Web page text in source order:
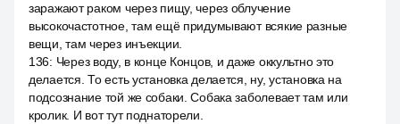
заражают раком через пищу, через облучение
высокочастотное, там ещё придумывают всякие разные
вещи, там через инъекции.
136: Через воду, в конце Концов, и даже оккультно это
делается. То есть установка делается, ну, установка на
подсознание той же собаки. Собака заболевает там или
кролик. И вот тут поднаторели.